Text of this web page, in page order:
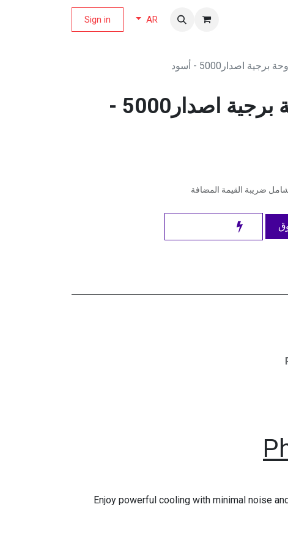
AR
Sign in
اصدار5000 - أسود
فيليبس مروحة برجية اصدار5000 -
ضريبة القيمة المضافة
Enjoy powerful cooling with minimal noise